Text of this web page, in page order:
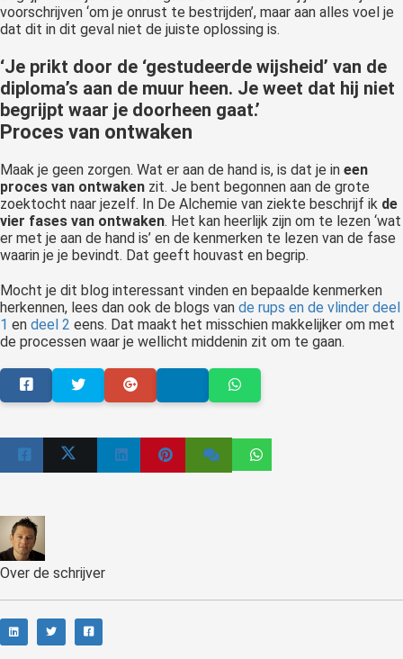
voorschrijven ‘om je onrust te bestrijden’, maar aan alles voel je
dat dit in dit geval niet de juiste oplossing is.
‘Je prikt door de ‘gestudeerde wijsheid’ van de
diploma’s aan de muur heen. Je weet dat hij niet
begrijpt waar je doorheen gaat.’
Proces van ontwaken
Maak je geen zorgen. Wat er aan de hand is, is dat je in een
proces van ontwaken zit. Je bent begonnen aan de grote
zoektocht naar jezelf. In De Alchemie van ziekte beschrijf ik de
vier fases van ontwaken. Het kan heerlijk zijn om te lezen ‘wat
er met je aan de hand is’ en de kenmerken te lezen van de fase
waarin je je bevindt. Dat geeft houvast en begrip.
Mocht je dit blog interessant vinden en bepaalde kenmerken
herkennen, lees dan ook de blogs van de rups en de vlinder deel
1 en deel 2 eens. Dat maakt het misschien makkelijker om met
de processen waar je wellicht middenin zit om te gaan.
Over de schrijver